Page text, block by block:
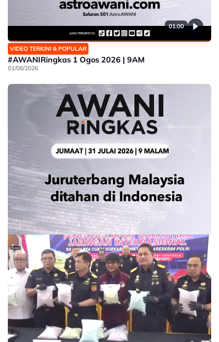
01:00
VIDEO TERKINI & POPULAR
#AWANIRingkas 1 Ogos 2026 | 9AM
01/08/2026